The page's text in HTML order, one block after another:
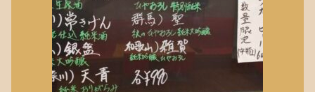
2018年4月(1)
2017年8月(1)